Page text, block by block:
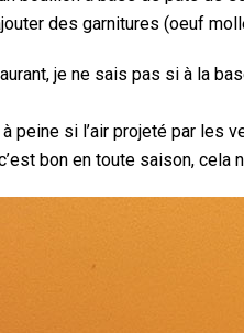
des garnitures (oeuf
je ne sais pas si à la
peine si l’air projeté par les
bon en toute saison,